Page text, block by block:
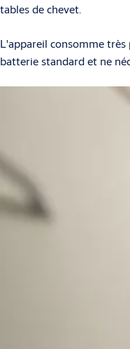
tables de chevet.
L'appareil consomme
batterie standard et ne